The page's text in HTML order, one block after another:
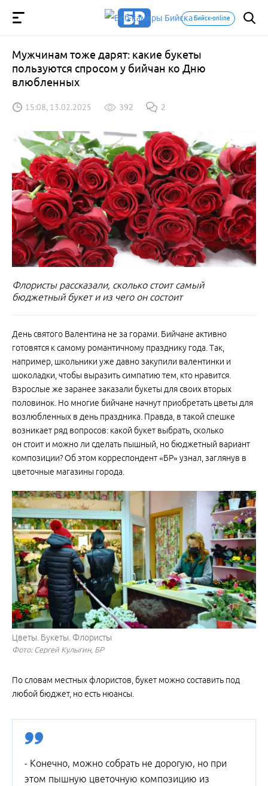
Бийск-online
Мужчинам тоже дарят: какие букеты
пользуются спросом у бийчан ко Дню
влюбленных
15:08, 13.02.2025 392 2
Флористы рассказали, сколько стоит самый
бюджетный букет и из чего он состоит
День святого Валентина не за горами. Бийчане активно
готовятся к самому романтичному празднику года. Так,
например, школьники уже давно закупили валентинки и
шоколадки, чтобы выразить симпатию тем, кто нравится.
Взрослые же заранее заказали букеты для своих вторых
половинок. Но многие бийчане начнут приобретать цветы для
возлюбленных в день праздника. Правда, в такой спешке
возникает ряд вопросов: какой букет выбрать, сколько
он стоит и можно ли сделать пышный, но бюджетный вариант
композиции? Об этом корреспондент «БР» узнал, заглянув в
цветочные магазины города.
Цветы. Букеты. Флористы
Фото: Сергей Кулыгин, БР
По словам местных флористов, букет можно составить под
любой бюджет, но есть нюансы.
- Конечно, можно собрать не дорогую, но при
этом пышную цветочную композицию из